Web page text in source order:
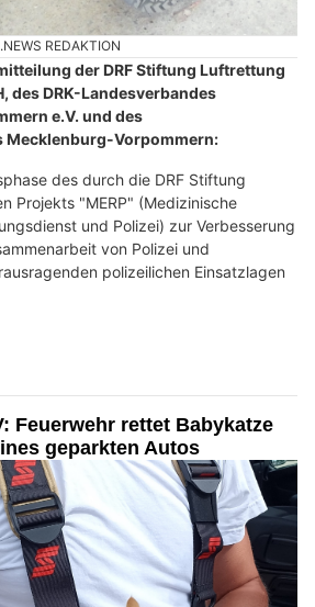
REDAKTION
der DRF Stiftung Luftrettung
des DRK-Landesverbandes
e.V. und des
Mecklenburg-Vorpommern:
des durch die DRF Stiftung
Projekts "MERP" (Medizinische
und Polizei) zur Verbesserung
von Polizei und
polizeilichen Einsatzlagen
Feuerwehr rettet Babykatze
geparkten Autos